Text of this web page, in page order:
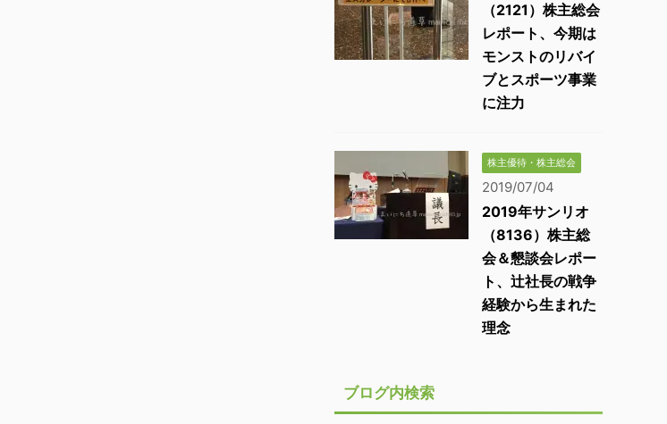
（2121）株主総会
レポート、今期は
モンストのリバイ
ブとスポーツ事業
に注力
株主優待・株主総会
2019/07/04
2019年サンリオ
（8136）株主総
会＆懇談会レポー
ト、辻社長の戦争
経験から生まれた
理念
ブログ内検索